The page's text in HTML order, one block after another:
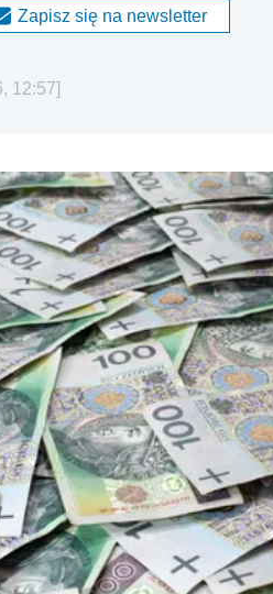
Zapisz się na newsletter
12:57]